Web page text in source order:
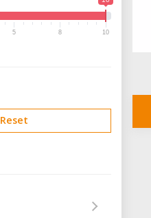
5 8 10
Reset